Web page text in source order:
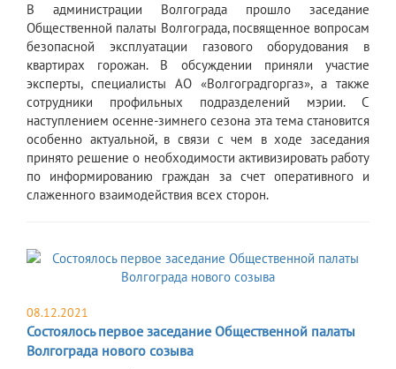
​В администрации Волгограда прошло заседание
Общественной палаты Волгограда, посвященное вопросам
безопасной эксплуатации газового оборудования в
квартирах горожан. В обсуждении приняли участие
эксперты, специалисты АО «Волгоградгоргаз», а также
сотрудники профильных подразделений мэрии. С
наступлением осенне-зимнего сезона эта тема становится
особенно актуальной, в связи с чем в ходе заседания
принято решение о необходимости активизировать работу
по информированию граждан за счет оперативного и
слаженного взаимодействия всех сторон.
08.12.2021
Состоялось первое заседание Общественной палаты
Волгограда нового созыва